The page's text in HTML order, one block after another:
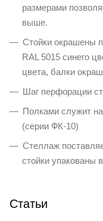
размерами
выше.
Стойки окрашены
RAL 5015 синего
цвета, балки
Шаг перфорации
Полками служит
(серии ФК-10)
Стеллаж
стойки упакованы
Статьи